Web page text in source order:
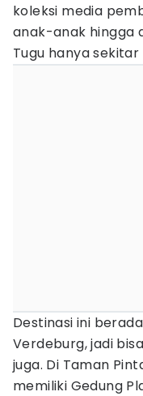
koleksi media
anak-anak hingga
Tugu hanya
Destinasi ini
Verdeburg, jadi
juga. Di Taman
memiliki Gedung